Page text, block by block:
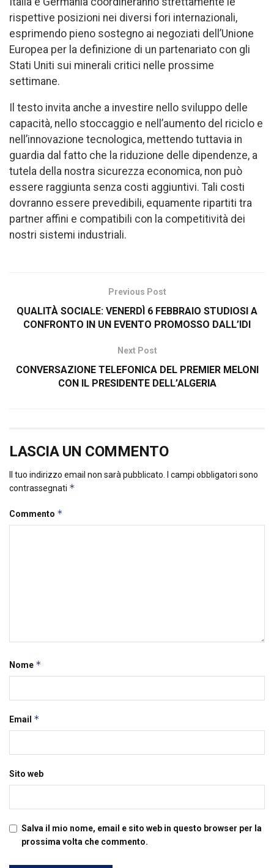
rispettive posizioni nei diversi fori internazionali,
esprimendo pieno sostegno ai negoziati dell’Unione
Europea per la definizione di un partenariato con gli
Stati Uniti sui minerali critici nelle prossime
settimane.
Il testo invita anche a investire nello sviluppo delle
capacità, nello stoccaggio e nell’aumento del riciclo e
nell’innovazione tecnologica, mettendo tuttavia in
guardia dal fatto che la riduzione delle dipendenze, a
tutela della nostra sicurezza economica, non può
essere raggiunta senza costi aggiuntivi. Tali costi
dovranno essere prevedibili, equamente ripartiti tra
partner affini e compatibili con la competitività dei
nostri sistemi industriali.
Previous Post
QUALITÀ SOCIALE: VENERDÌ 6 FEBBRAIO STUDIOSI A
CONFRONTO IN UN EVENTO PROMOSSO DALL’IDI
Next Post
CONVERSAZIONE TELEFONICA DEL PREMIER MELONI
CON IL PRESIDENTE DELL’ALGERIA
LASCIA UN COMMENTO
Il tuo indirizzo email non sarà pubblicato.
I campi obbligatori sono
contrassegnati *
Commento *
Nome *
Email *
Sito web
Salva il mio nome, email e sito web in questo browser per la
prossima volta che commento.